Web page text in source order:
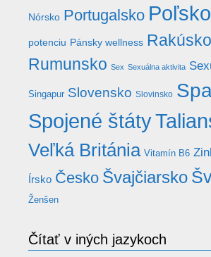
Nórsko Portugalsko Poľsko
potenciu Pánsky wellness Rakúsko
Rumunsko Sex Sexuálna aktivita
Singapur Slovensko Slovinsko
Spojené štáty
Veľká Británia Vitamín B6
Írsko Česko Švajčiarsko
Ženšen
Čítať v iných jazykoch